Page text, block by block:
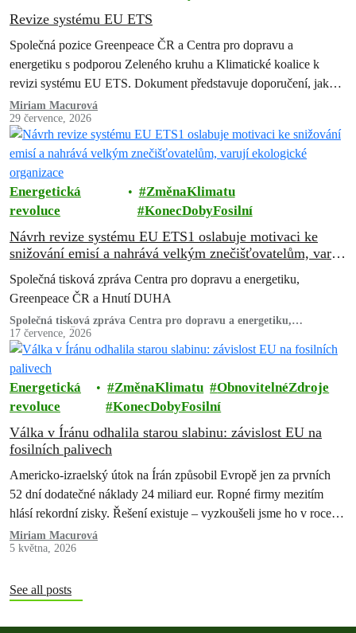
Revize systému EU ETS
Společná pozice Greenpeace ČR a Centra pro dopravu a
energetiku s podporou Zeleného kruhu a Klimatické koalice k
revizi systému EU ETS. Dokument představuje doporučení, jak
zachovat a posílit systém…
Miriam Macurová
29 července, 2026
Energetická
revoluce
ZměnaKlimatu
KonecDobyFosilní
Návrh revize systému EU ETS1 oslabuje motivaci ke
snižování emisí a nahrává velkým znečišťovatelům, varují
ekologické organizace
Společná tisková zpráva Centra pro dopravu a energetiku,
Greenpeace ČR a Hnutí DUHA
Společná tisková zpráva Centra pro dopravu a energetiku,
Greenpeace ČR a Hnutí DUHA
17 července, 2026
Energetická
revoluce
ZměnaKlimatu
ObnovitelnéZdroje
KonecDobyFosilní
Válka v Íránu odhalila starou slabinu: závislost EU na
fosilních palivech
Americko-izraelský útok na Írán způsobil Evropě jen za prvních
52 dní dodatečné náklady 24 miliard eur. Ropné firmy mezitím
hlásí rekordní zisky. Řešení existuje – vyzkoušeli jsme ho v roce
2022 a pokazili. Teď máme druhou…
Miriam Macurová
5 května, 2026
See all posts